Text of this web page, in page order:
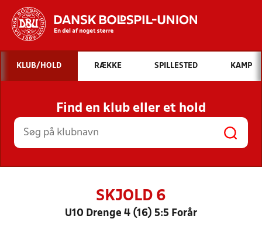
Hvad vil du søge efter?
INDHOLD OG NYHEDER
STILLINGER, RESULTATER, KLUBBER OG
HOLD
KLUB/HOLD RÆKKE SPILLESTED KAMP
Find en klub eller et hold
SKJOLD 6
U10 Drenge 4 (16) 5:5 Forår